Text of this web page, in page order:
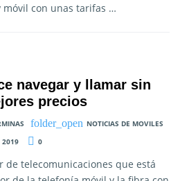
con unas tarifas …
navegar y llamar sin
precios
NOTICIAS DE MOVILES
2019
0
de telecomunicaciones que está